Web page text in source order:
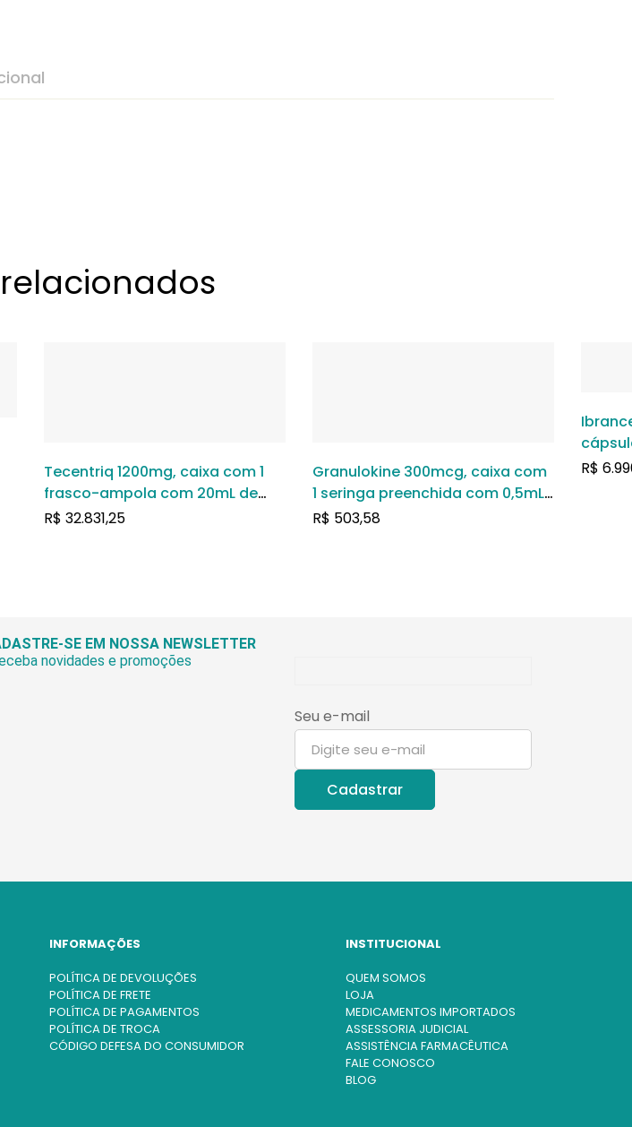
Tecentriq 1200mg, caixa com 1
frasco-ampola com 20mL de
solução para infusão de uso
R$ 32.831,25
Granulokine 300mcg, caixa com
1 seringa preenchida com 0,5mL
de solução de uso subcutâneo
R$ 503,58
R$
SE EM NOSSA NEWSLETTER
novidades e promoções
Seu e-mail
INFORMAÇÕES
POLÍTICA DE DEVOLUÇÕES
POLÍTICA DE FRETE
POLÍTICA DE PAGAMENTOS
POLÍTICA DE TROCA
CÓDIGO DEFESA DO CONSUMIDOR
INSTITUCIONAL
QUEM SOMOS
LOJA
MEDICAMENTOS IMPORTADOS
ASSESSORIA JUDICIAL
ASSISTÊNCIA FARMACÊUTICA
FALE CONOSCO
BLOG